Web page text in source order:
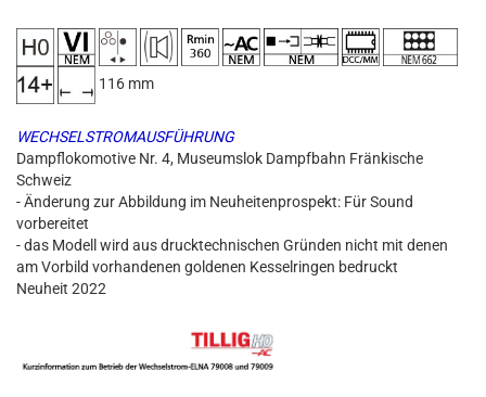
116 mm
WECHSELSTROMAUSFÜHRUNG
Dampflokomotive Nr. 4, Museumslok Dampfbahn Fränkische
Schweiz
- Änderung zur Abbildung im Neuheitenprospekt: Für Sound
vorbereitet
- das Modell wird aus drucktechnischen Gründen nicht mit denen
am Vorbild vorhandenen goldenen Kesselringen bedruckt
Neuheit 2022